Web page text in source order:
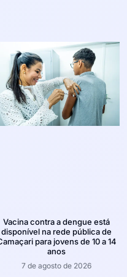
Vacina contra a dengue está
disponível na rede pública de
para jovens de 10 a 14
anos
7 de agosto de 2026